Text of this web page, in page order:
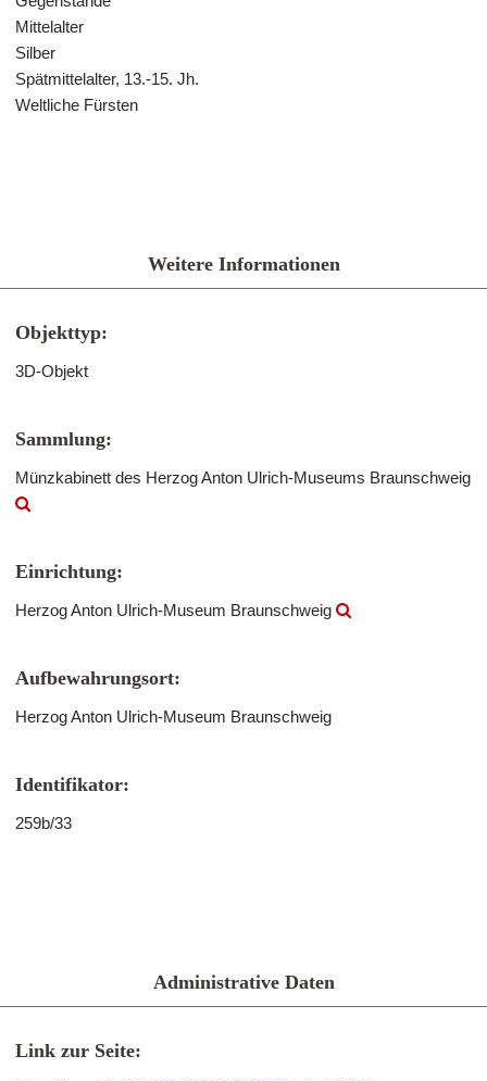
Mittelalter
Silber
Spätmittelalter, 13.-15. Jh.
Weltliche Fürsten
Weitere Informationen
Objekttyp:
3D-Objekt
Sammlung:
Münzkabinett des Herzog Anton Ulrich-Museums Braunschweig
Einrichtung:
Herzog Anton Ulrich-Museum Braunschweig
Aufbewahrungsort:
Herzog Anton Ulrich-Museum Braunschweig
Identifikator:
259b/33
Administrative Daten
Link zur Seite: